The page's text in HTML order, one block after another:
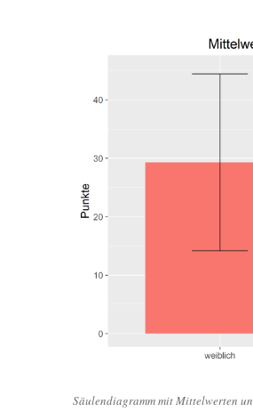
Säulendiagramm mit Mittelwerten